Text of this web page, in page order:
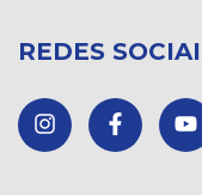
REDES